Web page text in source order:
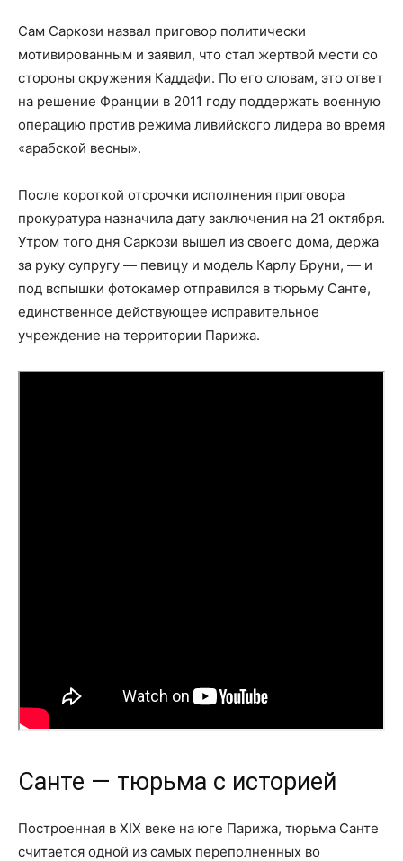
Сам Саркози назвал приговор политически
мотивированным и заявил, что стал жертвой мести со
стороны окружения Каддафи. По его словам, это ответ
на решение Франции в 2011 году поддержать военную
операцию против режима ливийского лидера во время
«арабской весны».
После короткой отсрочки исполнения приговора
прокуратура назначила дату заключения на 21 октября.
Утром того дня Саркози вышел из своего дома, держа
за руку супругу — певицу и модель Карлу Бруни, — и
под вспышки фотокамер отправился в тюрьму Санте,
единственное действующее исправительное
учреждение на территории Парижа.
Санте — тюрьма с историей
Построенная в XIX веке на юге Парижа, тюрьма Санте
считается одной из самых переполненных во